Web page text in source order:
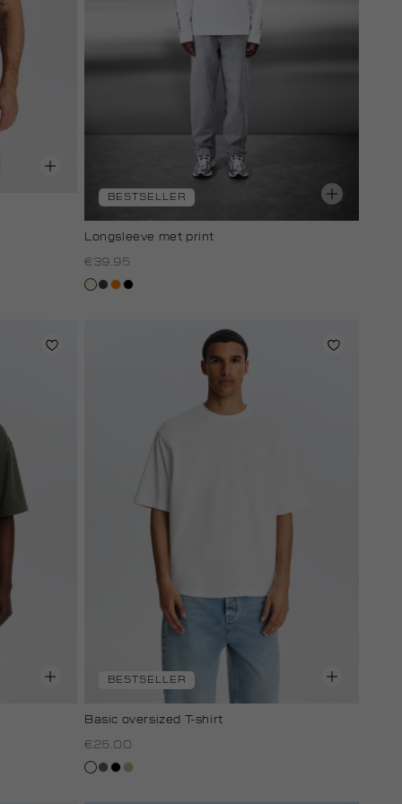
BESTSELLER
Longsleeve met print
€39.95
wit,choco
oranje
zwart
BESTSELLER
Basic oversized T-shirt
€25.00
witlichtbruin
zwart
tan